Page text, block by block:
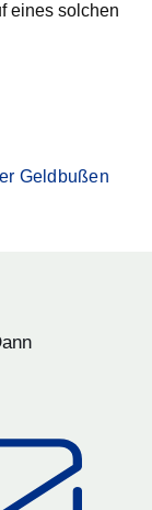
eines solchen
Geldbußen